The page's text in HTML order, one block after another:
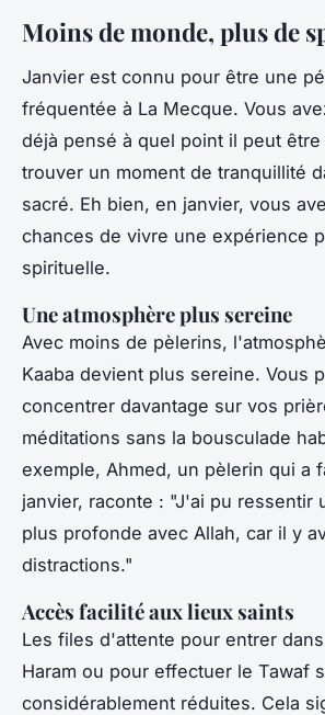
Moins de monde, plus de
Janvier est connu pour être une
fréquentée à La Mecque. Vous
déjà pensé à quel point il peut
trouver un moment de tranquillité
sacré. Eh bien, en janvier, vous
chances de vivre une expérience
spirituelle.
Une atmosphère plus sereine
Avec moins de pèlerins,
Kaaba devient plus sereine. Vous
concentrer davantage sur vos
méditations sans la bousculade
exemple, Ahmed, un pèlerin qui a
janvier, raconte : "J'ai pu ressentir
plus profonde avec Allah, car il y
distractions."
Accès facilité aux lieux saints
Les files d'attente pour entrer
Haram ou pour effectuer le Tawaf
considérablement réduites. Cela